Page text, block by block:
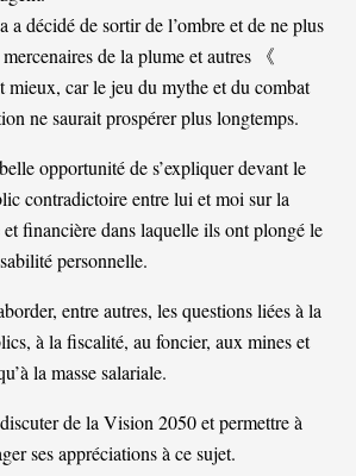
décidé de sortir de l’ombre et de ne plus
de la plume et autres 《
mieux, car le jeu du mythe et du combat
ne saurait prospérer plus longtemps.
opportunité de s’expliquer devant le
contradictoire entre lui et moi sur la
financière dans laquelle ils ont plongé le
personnelle.
entre autres, les questions liées à la
à la fiscalité, au foncier, aux mines et
la masse salariale.
de la Vision 2050 et permettre à
ses appréciations à ce sujet.